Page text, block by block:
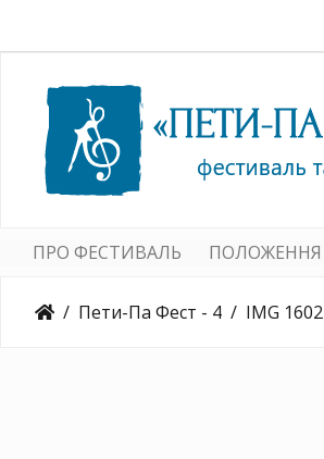
ПРО ФЕСТИВАЛЬ ПОЛОЖЕННЯ
Пети-Па Фест - 4 IMG 1602